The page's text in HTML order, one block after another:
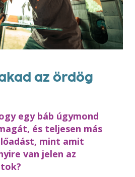
az ördög
egy báb úgymond
és teljesen más
mint amit
van jelen az